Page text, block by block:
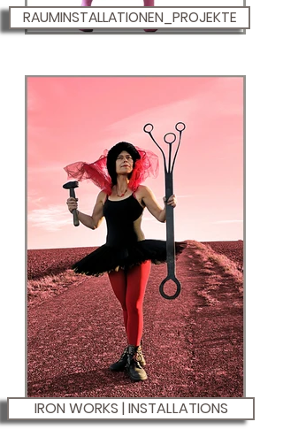
RAUMINSTALLATIONEN_PROJEKTE
IRON WORKS | INSTALLATIONS